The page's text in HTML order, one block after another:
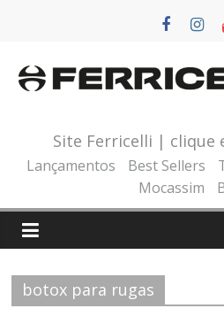
conteúdo
Site Ferricelli | clique
Lançamentos Best Sellers
Mocassim
botox para rugas